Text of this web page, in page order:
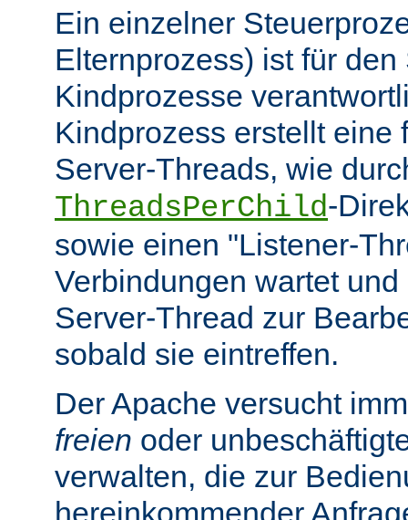
Ein einzelner
Elternprozess) ist für den
Kindprozesse
Kindprozess erstellt eine
Server-Threads, wie
ThreadsPerChild-
sowie einen "Listener-
Verbindungen wartet
Server-Thread zur
sobald sie eintreffen.
Der Apache versucht
freien oder
verwalten, die zur
hereinkommender